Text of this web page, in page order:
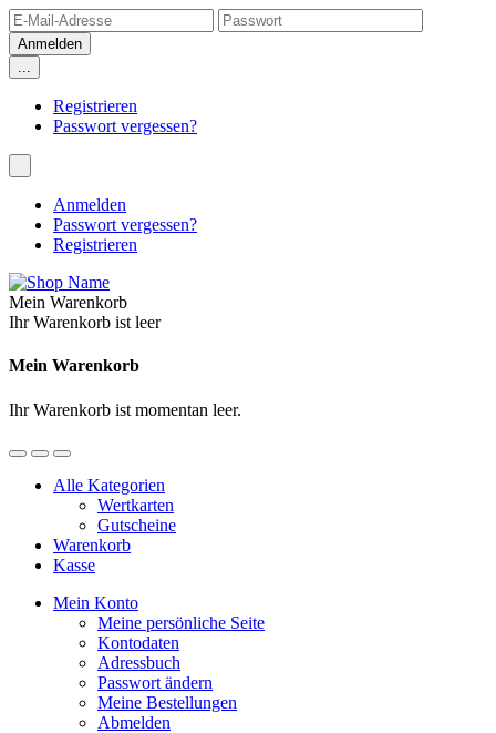
...
Registrieren
Passwort vergessen?
Anmelden
Passwort vergessen?
Registrieren
Mein Warenkorb
Ihr Warenkorb ist leer
Mein Warenkorb
Ihr Warenkorb ist momentan leer.
Alle Kategorien
Wertkarten
Gutscheine
Warenkorb
Kasse
Mein Konto
Meine persönliche Seite
Kontodaten
Adressbuch
Passwort ändern
Meine Bestellungen
Abmelden